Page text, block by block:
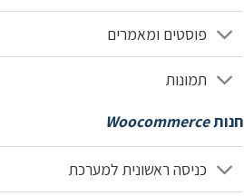
פוסטים ומאמרים
תמונות
חנותWoocommerce
כניסה ראשונית למערכת